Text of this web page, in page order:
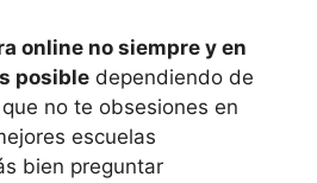
de
online no siempre y en
posible dependiendo de
no te obsesiones en
escuelas
bien preguntar